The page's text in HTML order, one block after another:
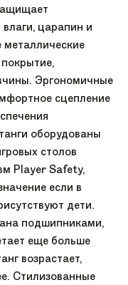
влаги, царапин и
Эргономичные
сцепление
оборудованы
столов
Player Safety,
если в
дети.
подшипниками,
еще больше
возрастает,
Стилизованные